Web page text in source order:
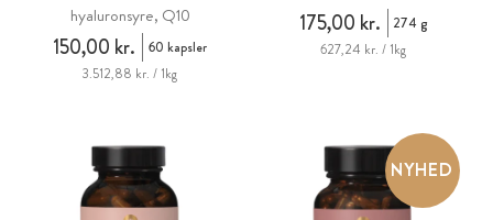
hyaluronsyre, Q10
150,00 kr.
60 kapsler
3.512,88 kr. / 1kg
175,00 kr.
274 g
627,24 kr. / 1kg
NYHED